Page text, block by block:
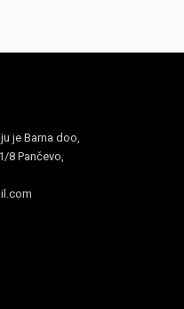
je Barna doo,
8 Pančevo,